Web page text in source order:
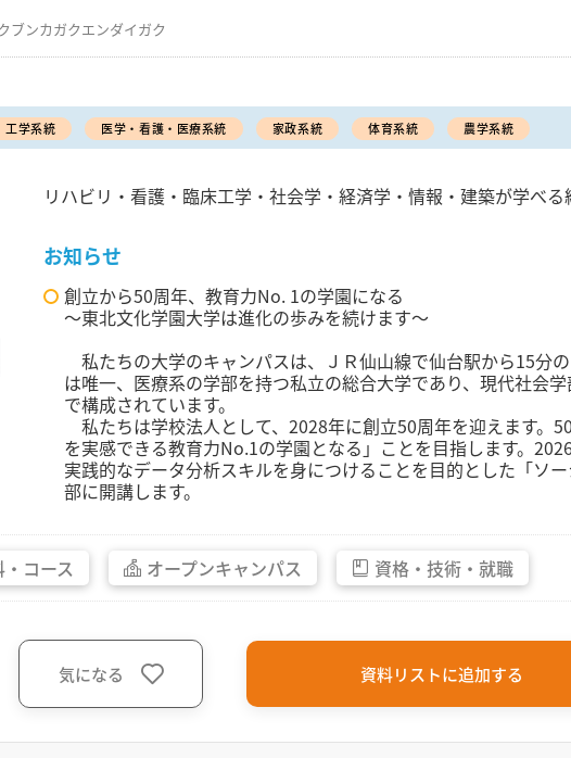
ブンカガクエンダイガク
工学系統 医学・看護・医療系統 家政系統 体育系統 農学系統
リハビリ・看護・臨床工学・社会学・経済学・情報・建築が学べる
お知らせ
創立から50周年、教育力No. 1の学園になる
〜東北文化学園大学は進化の歩みを続けます〜
私たちの大学のキャンパスは、ＪＲ仙山線で仙台駅から15分
は唯一、医療系の学部を持つ私立の総合大学であり、現代社会
で構成されています。
私たちは学校法人として、2028年に創立50周年を迎えます。
を実感できる教育力No.1の学園となる」ことを目指します。
実践的なデータ分析スキルを身につけることを目的とした「ソ
部に開講します。
コース オープンキャンパス 資格・ 技術・ 就職
気になる 資料リストに追加する